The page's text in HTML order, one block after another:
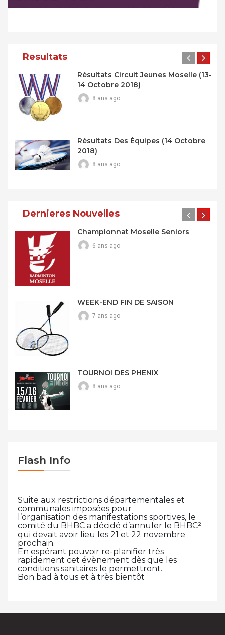
Resultats
Résultats Circuit Jeunes Moselle (13-
14 Octobre 2018)
8 ans ago
Résultats Des Équipes (14 Octobre
2018)
8 ans ago
Dernieres Nouvelles
Championnat Moselle Seniors
6 ans ago
WEEK-END FIN DE SAISON
7 ans ago
TOURNOI DES PHENIX
8 ans ago
Flash Info
Suite aux restrictions départementales et
communales imposées pour
l’organisation des manifestations sportives, le
comité du BHBC a décidé d’annuler le BHBC²
qui devait avoir lieu les 21 et 22 novembre
prochain.
En espérant pouvoir re-planifier très
rapidement cet évènement dès que les
conditions sanitaires le permettront.
Bon bad à tous et à très bientôt